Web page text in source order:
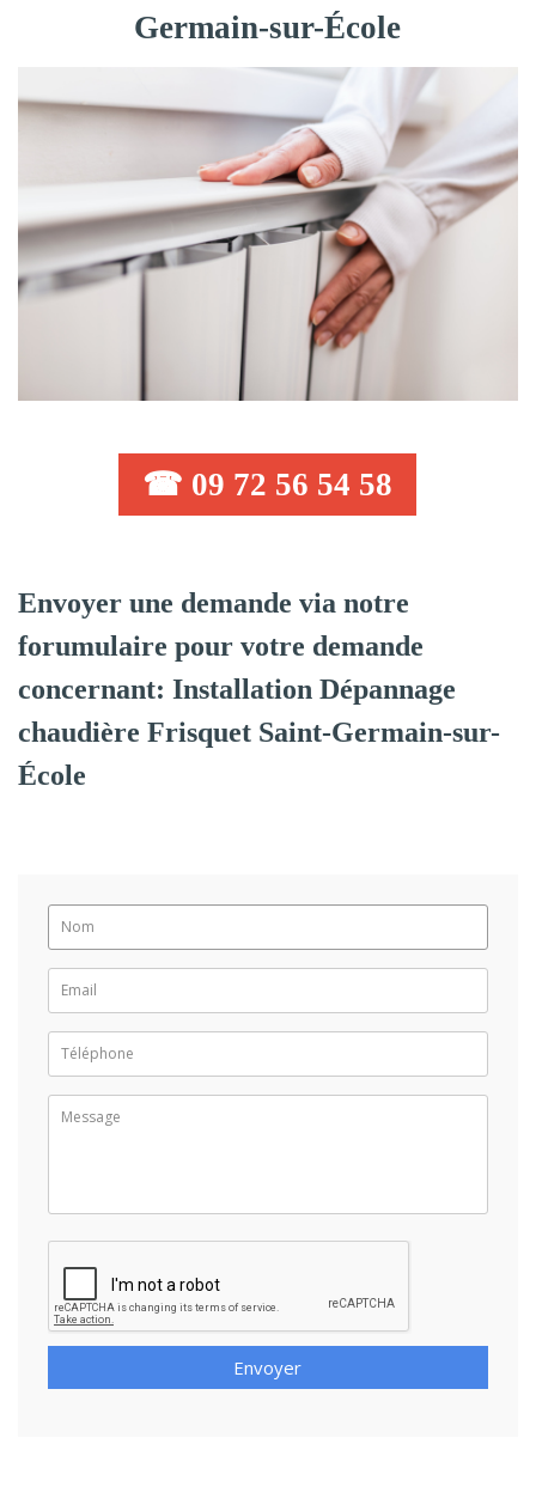
Germain-sur-École
☎ 09 72 56 54 58
Envoyer une demande via notre
forumulaire pour votre demande
concernant: Installation Dépannage
chaudière Frisquet Saint-Germain-sur-
École
Envoyer